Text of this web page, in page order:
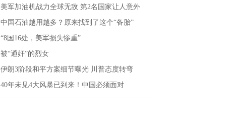
美军加油机战力全球无敌 第2名国家让人意外
中国石油越用越多？原来找到了这个“备胎”
“8国16处，美军损失惨重”
被“通奸”的烈女
伊朗3阶段和平方案细节曝光 川普态度转弯
40年未见4大风暴已到来！中国必须面对